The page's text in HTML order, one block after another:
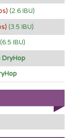
(2.6 IBU)
(3.5 IBU)
(6.5 IBU)
DryHop